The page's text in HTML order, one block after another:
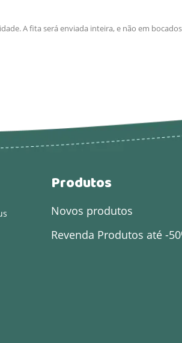
A fita será enviada inteira, e não em
Produtos
Novos produtos
Revenda Produtos até -